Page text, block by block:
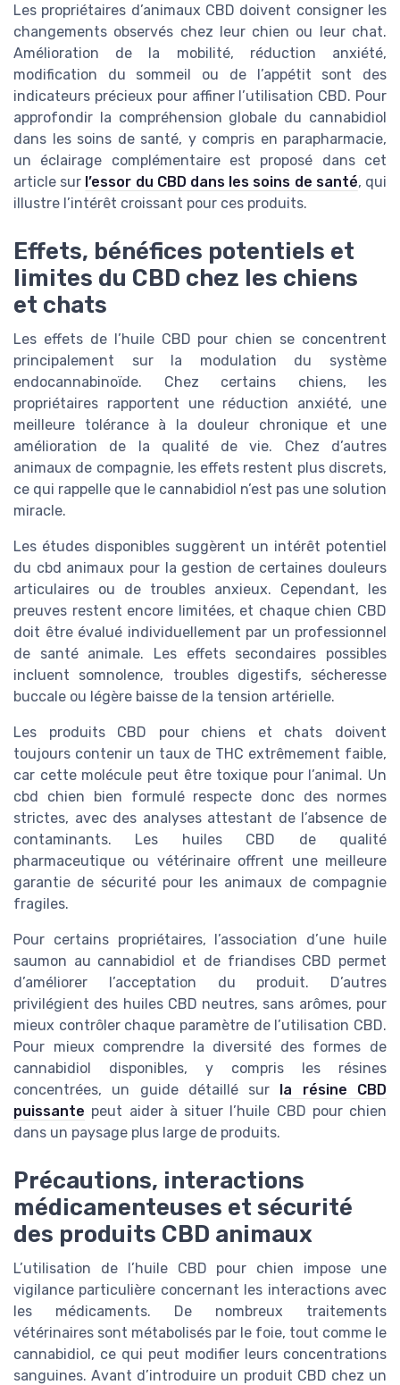
Les propriétaires d’animaux CBD doivent consigner les
changements observés chez leur chien ou leur chat.
Amélioration de la mobilité, réduction anxiété,
modification du sommeil ou de l’appétit sont des
indicateurs précieux pour affiner l’utilisation CBD. Pour
approfondir la compréhension globale du cannabidiol
dans les soins de santé, y compris en parapharmacie,
un éclairage complémentaire est proposé dans cet
article sur l’essor du CBD dans les soins de santé, qui
illustre l’intérêt croissant pour ces produits.
Effets, bénéfices potentiels et
limites du CBD chez les chiens
et chats
Les effets de l’huile CBD pour chien se concentrent
principalement sur la modulation du système
endocannabinoïde. Chez certains chiens, les
propriétaires rapportent une réduction anxiété, une
meilleure tolérance à la douleur chronique et une
amélioration de la qualité de vie. Chez d’autres
animaux de compagnie, les effets restent plus discrets,
ce qui rappelle que le cannabidiol n’est pas une solution
miracle.
Les études disponibles suggèrent un intérêt potentiel
du cbd animaux pour la gestion de certaines douleurs
articulaires ou de troubles anxieux. Cependant, les
preuves restent encore limitées, et chaque chien CBD
doit être évalué individuellement par un professionnel
de santé animale. Les effets secondaires possibles
incluent somnolence, troubles digestifs, sécheresse
buccale ou légère baisse de la tension artérielle.
Les produits CBD pour chiens et chats doivent
toujours contenir un taux de THC extrêmement faible,
car cette molécule peut être toxique pour l’animal. Un
cbd chien bien formulé respecte donc des normes
strictes, avec des analyses attestant de l’absence de
contaminants. Les huiles CBD de qualité
pharmaceutique ou vétérinaire offrent une meilleure
garantie de sécurité pour les animaux de compagnie
fragiles.
Pour certains propriétaires, l’association d’une huile
saumon au cannabidiol et de friandises CBD permet
d’améliorer l’acceptation du produit. D’autres
privilégient des huiles CBD neutres, sans arômes, pour
mieux contrôler chaque paramètre de l’utilisation CBD.
Pour mieux comprendre la diversité des formes de
cannabidiol disponibles, y compris les résines
concentrées, un guide détaillé sur la résine CBD
puissante peut aider à situer l’huile CBD pour chien
dans un paysage plus large de produits.
Précautions, interactions
médicamenteuses et sécurité
des produits CBD animaux
L’utilisation de l’huile CBD pour chien impose une
vigilance particulière concernant les interactions avec
les médicaments. De nombreux traitements
vétérinaires sont métabolisés par le foie, tout comme le
cannabidiol, ce qui peut modifier leurs concentrations
sanguines. Avant d’introduire un produit CBD chez un